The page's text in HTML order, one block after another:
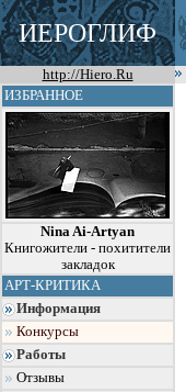
ИЕРОГЛИФ
http://Hiero.Ru
ИЗБРАННОЕ
Nina Ai-Artyan
Книгожители - похитители
закладок
АРТ-КРИТИКА
Информация
Конкурсы
Работы
Отзывы